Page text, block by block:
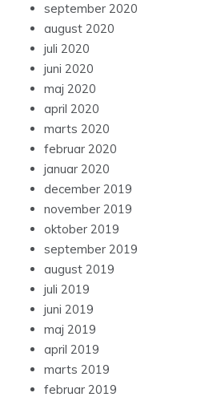
september 2020
august 2020
juli 2020
juni 2020
maj 2020
april 2020
marts 2020
februar 2020
januar 2020
december 2019
november 2019
oktober 2019
september 2019
august 2019
juli 2019
juni 2019
maj 2019
april 2019
marts 2019
februar 2019